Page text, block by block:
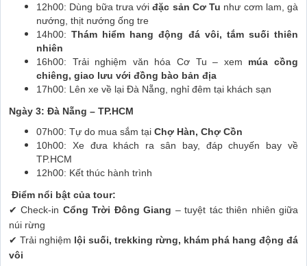
12h00: Dùng bữa trưa vớiđặc sản Cơ Tu như cơm lam, gà
nướng, thịt nướng ống tre
14h00:Thám hiểm hang động đá vôi, tắm suối thiên
nhiên
16h00: Trải nghiệm văn hóa Cơ Tu – xem múa cồng
chiêng, giao lưu với đồng bào bản địa
17h00: Lên xe về lại Đà Nẵng, nghỉ đêm tại khách sạn
Ngày 3: Đà Nẵng – TP.HCM
07h00: Tự do mua sắm tại Chợ Hàn, Chợ Cồn
10h00: Xe đưa khách ra sân bay, đáp chuyến bay về
TP.HCM
12h00: Kết thúc hành trình
Điểm nổi bật của tour:
✔ Check-in Cổng Trời Đông Giang – tuyệt tác thiên nhiên giữa
núi rừng
✔ Trải nghiệm lội suối, trekking rừng, khám phá hang động đá
vôi